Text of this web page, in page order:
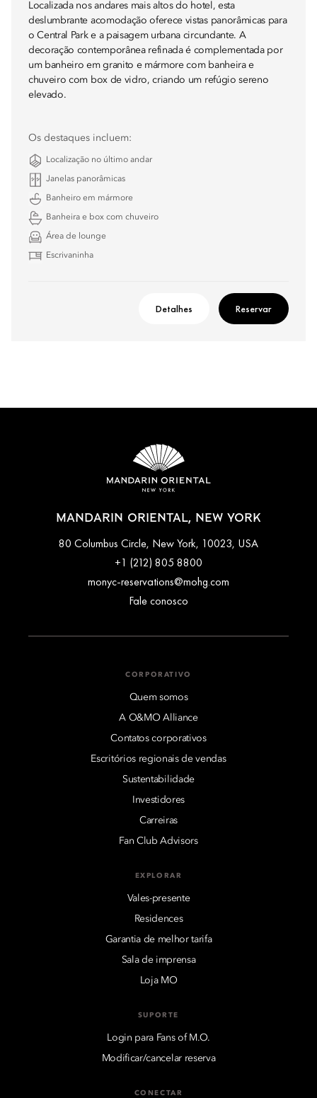
Localizada nos andares mais altos do hotel, esta
deslumbrante acomodação oferece vistas panorâmicas para
o Central Park e a paisagem urbana circundante. A
decoração contemporânea refinada é complementada por
um banheiro em granito e mármore com banheira e
chuveiro com box de vidro, criando um refúgio sereno
elevado.
Os destaques incluem:
Localização no último andar
Janelas panorâmicas
Banheiro em mármore
Banheira e box com chuveiro
Área de lounge
Escrivaninha
Detalhes Reservar
MANDARIN ORIENTAL, NEW YORK
80 Columbus Circle, New York, 10023, USA
+1 (212) 805 8800
monyc-reservations@mohg.com
Fale conosco
CORPORATIVO
Quem somos
A O&MO Alliance
Contatos corporativos
Escritórios regionais de vendas
Sustentabilidade
Investidores
Carreiras
Fan Club Advisors
EXPLORAR
Vales-presente
Residences
Garantia de melhor tarifa
Sala de imprensa
Loja MO
SUPORTE
Login para Fans of M.O.
Modificar/cancelar reserva
CONECTAR